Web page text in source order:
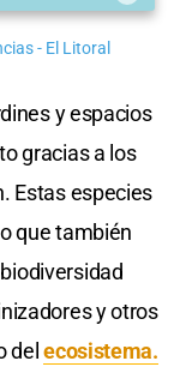
- El Litoral
y espacios
gracias a los
Estas especies
que también
y otros
delecosistema.